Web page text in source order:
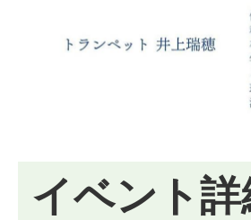
イベント